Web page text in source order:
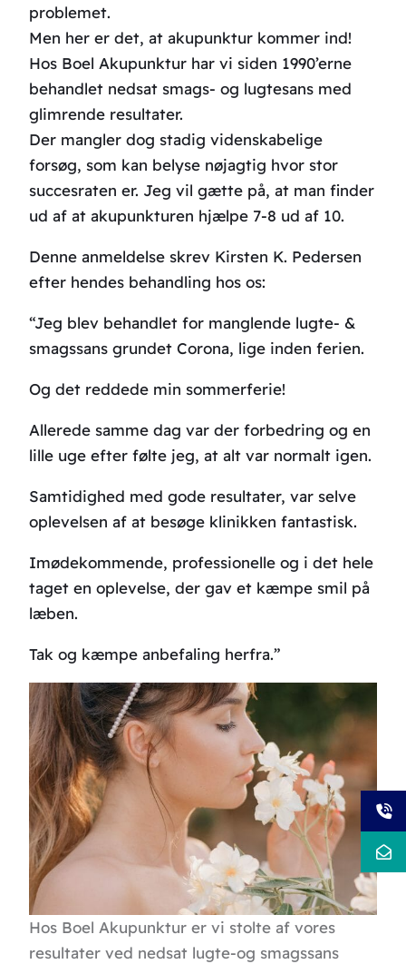
problemet.
Men her er det, at akupunktur kommer ind!
Hos Boel Akupunktur har vi siden 1990’erne
behandlet nedsat smags- og lugtesans med
glimrende resultater.
Der mangler dog stadig videnskabelige
forsøg, som kan belyse nøjagtig hvor stor
succesraten er. Jeg vil gætte på, at man finder
ud af at akupunkturen hjælpe 7-8 ud af 10.
Denne anmeldelse skrev Kirsten K. Pedersen
efter hendes behandling hos os:
“Jeg blev behandlet for manglende lugte- &
smagssans grundet Corona, lige inden ferien.
Og det reddede min sommerferie!
Allerede samme dag var der forbedring og en
lille uge efter følte jeg, at alt var normalt igen.
Samtidighed med gode resultater, var selve
oplevelsen af at besøge klinikken fantastisk.
Imødekommende, professionelle og i det hele
taget en oplevelse, der gav et kæmpe smil på
læben.
Tak og kæmpe anbefaling herfra.”
Hos Boel Akupunktur er vi stolte af vores
resultater ved nedsat lugte-og smagssans